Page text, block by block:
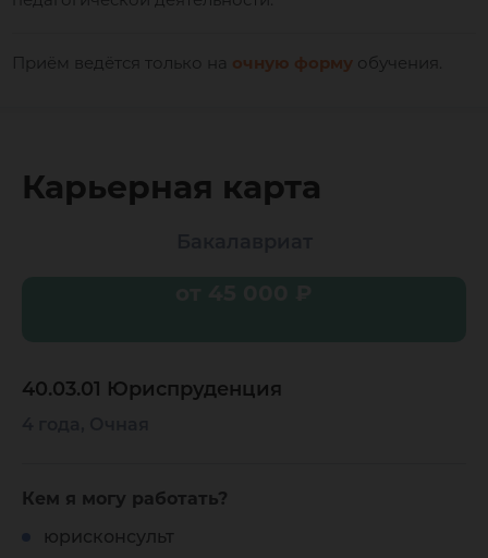
Приём ведётся только на очную форму обучения.
Карьерная карта
40.03.01 Юриспруденция
Кем я могу работать?
юрисконсульт